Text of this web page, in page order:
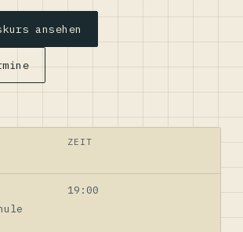
ansehen
ZEIT
19:00